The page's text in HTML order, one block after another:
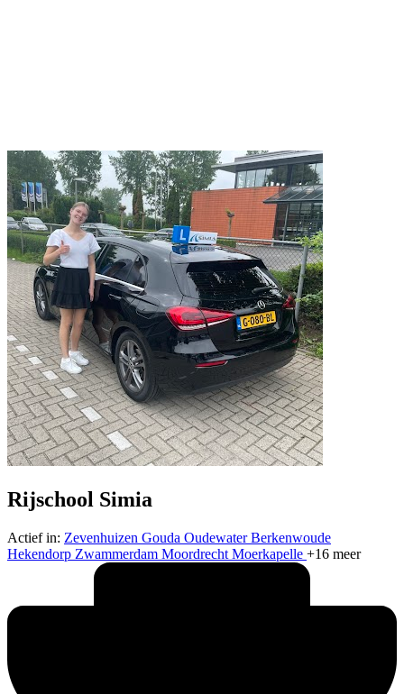
Rijschool Simia
Actief in: Zevenhuizen Gouda OudewaterBerkenwoude
Hekendorp Zwammerdam Moordrecht Moerkapelle +16 meer